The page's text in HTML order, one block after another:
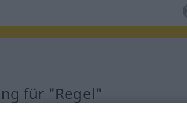
für "Regel"